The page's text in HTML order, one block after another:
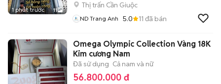
1 phút trước 11
Thị trấn Cần Giuộc
ND Trang Anh 5.0 11 đã bán
Omega Olympic Collection Vàng 18K
Kim cương Nam
Đã sử dụng Cả nam và nữ
56.800.000 đ